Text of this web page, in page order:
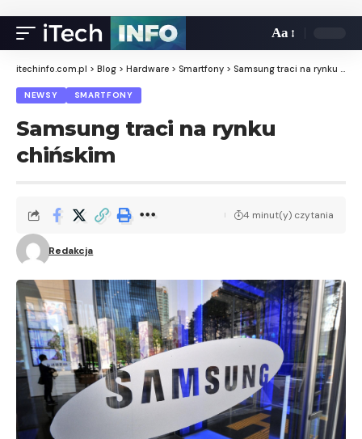
Aa
itechinfo.com.pl > Blog > Hardware > Smartfony > Samsung traci na rynku chińskim
NEWSY SMARTFONY
Samsung traci na rynku
chińskim
Redakcja
4 minut(y) czytania